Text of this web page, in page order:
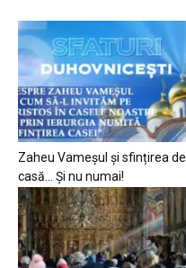
Zaheu Vameșul și sfințirea de
casă… Și nu numai!